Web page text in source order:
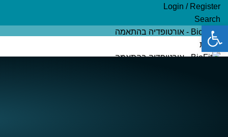
Login / Register
Search
פתח סרגל נגישות